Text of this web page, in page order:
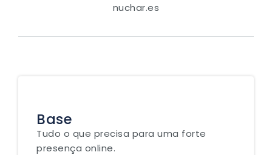
nuchar.es
Base
Tudo o que precisa para uma forte
presença online.